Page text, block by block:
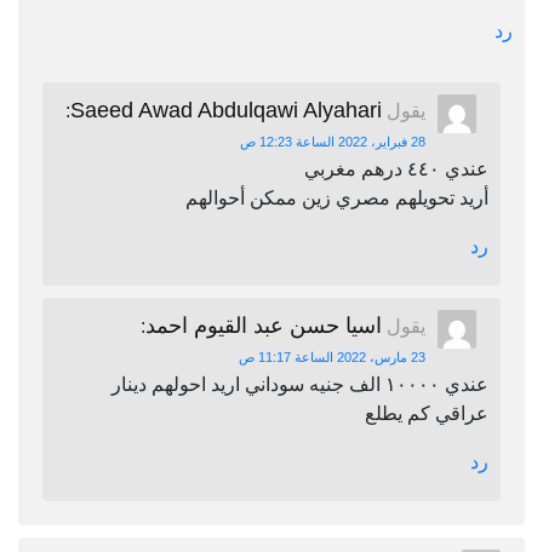
رد
يقول Saeed Awad Abdulqawi Alyahari
:
28 فبراير، 2022 الساعة 12:23 ص
عندي ٤٤٠ درهم مغربي
أريد تحويلهم مصري زين ممكن أحوالهم
رد
يقول اسيا حسن عبد القيوم احمد:
23 مارس، 2022 الساعة 11:17 ص
عندي ١٠٠٠٠ الف جنيه سوداني اريد احولهم دينار
عراقي كم يطلع
رد